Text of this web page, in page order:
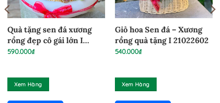
Quà tặng sen đá xương
rồng đẹp cô gái lớn I
24022661
590.000₫
Xem Hàng
Giỏ hoa Sen đá – Xương
rồng quà tặng I 21022602
540.000₫
Xem Hàng